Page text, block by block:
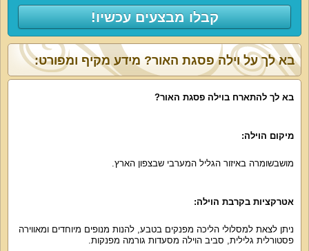
קבלו מבצעים עכשיו!
בא לך על וילה פסגת האור? מידע מקיף ומפורט:
בא לך להתארח בוילה פסגת האור‫?
מיקום הוילה:
מושבשומרה באיזור הגליל המערבי שבצפון הארץ‫.‬
אטרקציות בקרבת הוילה‫:‬
ניתן לצאת למסלולי הליכה מפנקים בטבע‫,‬ להנות מנופים מיוחדים ומאווירה
פסטורלית גלילית‫,‬ סביב הוילה מסעדות גורמה מפנקות‫.‬